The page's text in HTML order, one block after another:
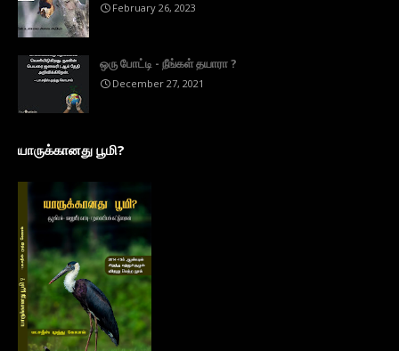
February 26, 2023
ஒரு போட்டி - நீங்கள் தயாரா ?
December 27, 2021
யாருக்கானது பூமி?